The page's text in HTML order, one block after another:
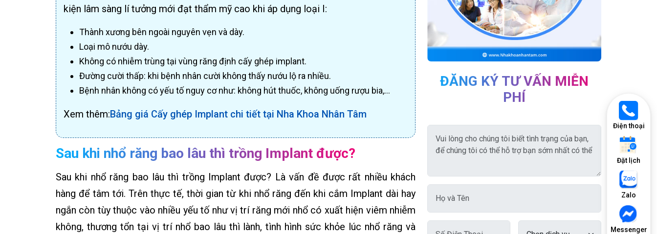
Điện thoại
Đặt lịch
Zalo
Messenger
kiện lâm sàng lí tưởng mới đạt thẩm mỹ cao khi áp dụng loại I:
Thành xương bên ngoài nguyên vẹn và dày.
Loại mô nướu dày.
Không có nhiễm trùng tại vùng răng định cấy ghép implant.
Đường cười thấp: khi bệnh nhân cười không thấy nướu lộ ra nhiều.
Bệnh nhân không có yếu tố nguy cơ như: không hút thuốc, không uống rượu bia,...
Xem thêm:Bảng giá Cấy ghép Implant chi tiết tại Nha Khoa Nhân Tâm
Sau khi nhổ răng bao lâu thì trồng Implant được?
Sau khi nhổ răng bao lâu thì trồng Implant được? Là vấn đề được rất nhiều khách
hàng để tâm tới. Trên thực tế, thời gian từ khi nhổ răng đến khi cắm Implant dài hay
ngắn còn tùy thuộc vào nhiều yếu tố như vị trí răng mới nhổ có xuất hiện viêm nhiễm
không, thương tổn tại vị trí nhổ bao lâu thì lành, tình hình sức khỏe lúc nhổ răng và
ĐĂNG KÝ TƯ VẤN MIỄN
PHÍ